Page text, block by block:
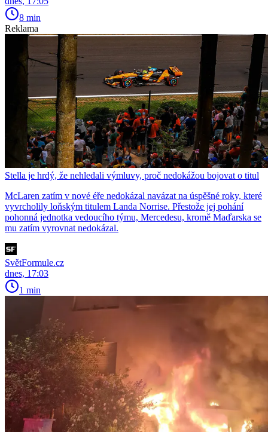
8 min
Reklama
Stella je hrdý, že nehledali výmluvy, proč nedokážou bojovat o titul
McLaren zatím v nové éře nedokázal navázat na úspěšné roky, které
vyvrcholily loňským titulem Landa Norrise. Přestože jej pohání
pohonná jednotka vedoucího týmu, Mercedesu, kromě Maďarska se
mu zatím vyrovnat nedokázal.
SvětFormule.cz
dnes, 17:03
1 min